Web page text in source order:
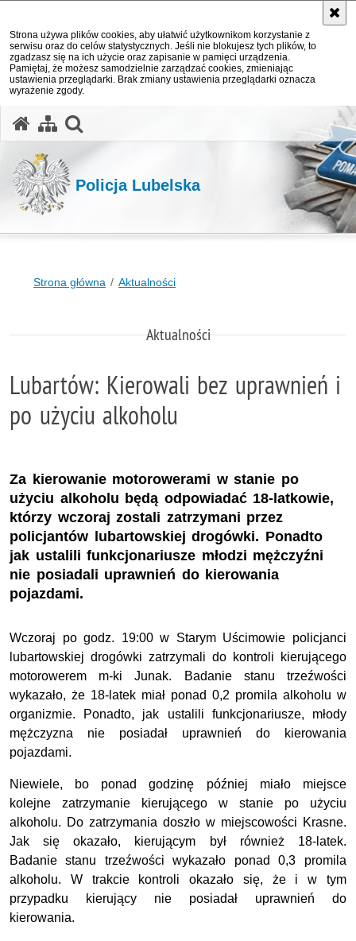
Strona używa plików cookies, aby ułatwić użytkownikom korzystanie z
serwisu oraz do celów statystycznych. Jeśli nie blokujesz tych plików, to
zgadzasz się na ich użycie oraz zapisanie w pamięci urządzenia.
Pamiętaj, że możesz samodzielnie zarządzać cookies, zmieniając
ustawienia przeglądarki. Brak zmiany ustawienia przeglądarki oznacza
wyrażenie zgody.
Policja Lubelska
Strona główna Aktualności
Aktualności
Lubartów: Kierowali bez uprawnień i
po użyciu alkoholu
Za kierowanie motorowerami w stanie po
użyciu alkoholu będą odpowiadać 18-latkowie,
którzy wczoraj zostali zatrzymani przez
policjantów lubartowskiej drogówki. Ponadto
jak ustalili funkcjonariusze młodzi mężczyźni
nie posiadali uprawnień do kierowania
pojazdami.
Wczoraj po godz. 19:00 w Starym Uścimowie policjanci
lubartowskiej drogówki zatrzymali do kontroli kierującego
motorowerem m-ki Junak. Badanie stanu trzeźwości
wykazało, że 18-latek miał ponad 0,2 promila alkoholu w
organizmie. Ponadto, jak ustalili funkcjonariusze, młody
mężczyzna nie posiadał uprawnień do kierowania
pojazdami.
Niewiele, bo ponad godzinę później miało miejsce
kolejne zatrzymanie kierującego w stanie po użyciu
alkoholu. Do zatrzymania doszło w miejscowości Krasne.
Jak się okazało, kierującym był również 18-latek.
Badanie stanu trzeźwości wykazało ponad 0,3 promila
alkoholu. W trakcie kontroli okazało się, że i w tym
przypadku kierujący nie posiadał uprawnień do
kierowania.